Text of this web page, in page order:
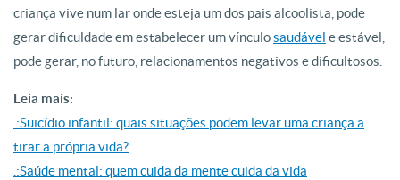
criança vive num lar onde esteja um dos pais alcoolista, pode
gerar dificuldade em estabelecer um vínculosaudável e estável,
pode gerar, no futuro, relacionamentos negativos e dificultosos.
Leia mais:
.:Suicídio infantil: quais situações podem levar uma criança a
tirar a própria vida?
.:Saúde mental: quem cuida da mente cuida da vida